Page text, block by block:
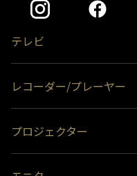
テレビ
レコーダー/プレーヤー
プロジェクター